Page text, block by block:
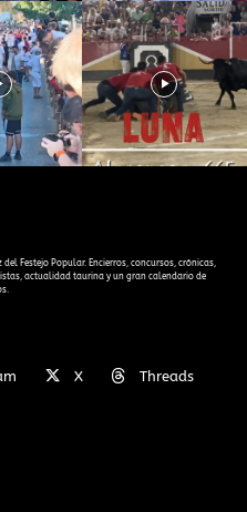
del Festejo Popular. Encierros, concursos, crónicas,
actualidad taurina y un gran calendario de
X Threads